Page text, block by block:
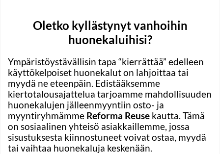
Oletko kyllästynyt vanhoihin
huonekaluihisi?
Ympäristöystävällisin tapa “kierrättää” edelleen
käyttökelpoiset huonekalut on lahjoittaa tai
myydä ne eteenpäin. Edistääksemme
kiertotalousajattelua tarjoamme mahdollisuuden
huonekalujen jälleenmyyntiin osto- ja
myyntiryhmämme Reforma Reuse kautta. Tämä
on sosiaalinen yhteisö asiakkaillemme, jossa
sisustuksesta kiinnostuneet voivat ostaa, myydä
tai vaihtaa huonekaluja keskenään.